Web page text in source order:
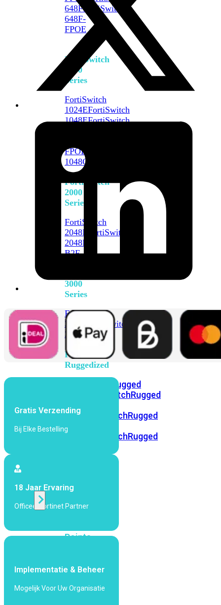
648FFortiSwitch
648F-
FPOE
FortiSwitch
1000
Series
FortiSwitch
1024EFortiSwitch
1048EFortiSwitch
FPOE
1048G
FortiSwitch
2000
Series
FortiSwitch
2048F
FortiSwitch
2048F-
B2F
3000
Series
FortiSwitch
3032E
FortiSwitch
3032G
FortiSwitch
Ruggedized
FortiSwitchRugged
FortiSwitchRugged
112F-
POE FortiSwitchRugged
216F-
POE
FortiSwitchRugged
WiFi
Points
Wi-
Generatie
Gratis Verzending
Bij Elke Bestelling
18 Jaar Ervaring
Officeel Fortinet Partner
Implementatie & Beheer
Mogelijk Voor Uw Organisatie